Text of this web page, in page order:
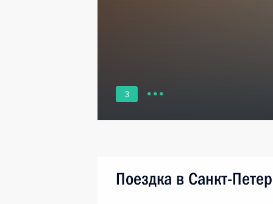
3
Поездка в Санкт-